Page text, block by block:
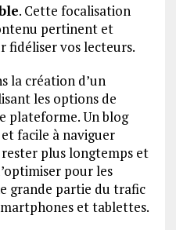
. Cette focalisation
pertinent et
fidéliser vos lecteurs.
la création d’un
les options de
plateforme. Un blog
facile à naviguer
plus longtemps et
pour les
grande partie du trafic
et tablettes.